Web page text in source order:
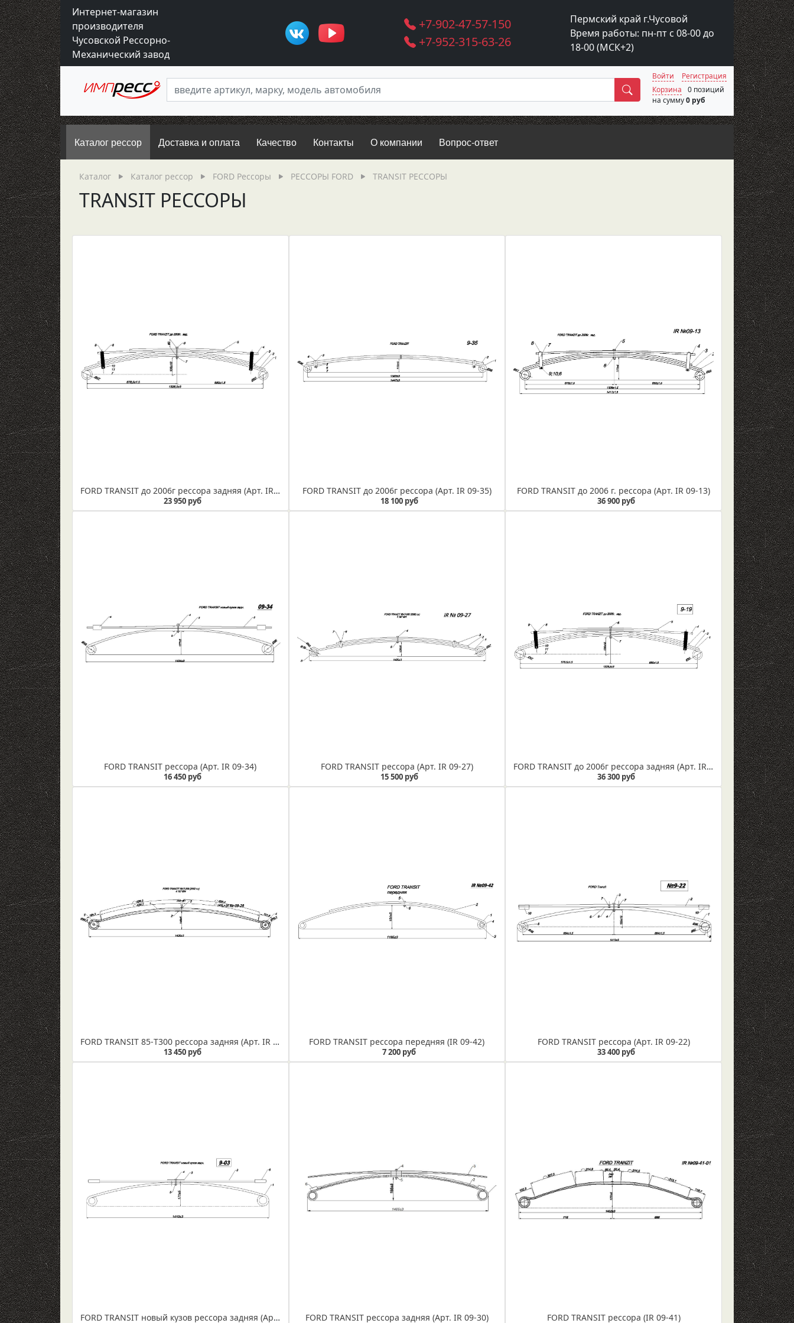
Интернет-магазин
производителя
Чусовской Рессорно-
Механический завод
+7-902-47-57-150
+7-952-315-63-26
Пермский край г.Чусовой
Время работы: пн-пт с 08-00 до
18-00 (МСК+2)
Поиск
Войти
Регистрация
Корзина
0 позиций
на сумму0 руб
Каталог рессор Доставка и оплата Качество Контакты О компании Вопрос-ответ
Каталог Каталог рессор FORD Рессоры РЕССОРЫ FORD TRANSIT РЕССОРЫ
TRANSIT РЕССОРЫ
FORD TRANSIT до 2006г рессора задняя (Арт. IR 09-07)
23 950 руб
FORD TRANSIT до 2006г рессора (Арт. IR 09-35)
18 100 руб
FORD TRANSIT до 2006 г. рессора (Арт. IR 09-13)
36 900 руб
FORD TRANSIT рессора (Арт. IR 09-34)
16 450 руб
FORD TRANSIT рессора (Арт. IR 09-27)
15 500 руб
FORD TRANSIT до 2006г рессора задняя (Арт. IR 09-19)
36 300 руб
FORD TRANSIT 85-Т300 рессора задняя (Арт. IR 09-28)
13 450 руб
FORD TRANSIT рессора передняя (IR 09-42)
7 200 руб
FORD TRANSIT рессора (Арт. IR 09-22)
33 400 руб
FORD TRANSIT новый кузов рессора задняя (Арт. IR 09-03) FORD TRANSIT рессора задняя (Арт. IR 09-30) FORD TRANSIT рессора (IR 09-41)